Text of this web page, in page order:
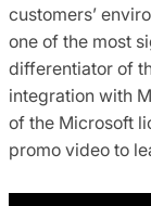
customers’
one of the most
differentiator of
integration with
of the Microsoft
promo video to